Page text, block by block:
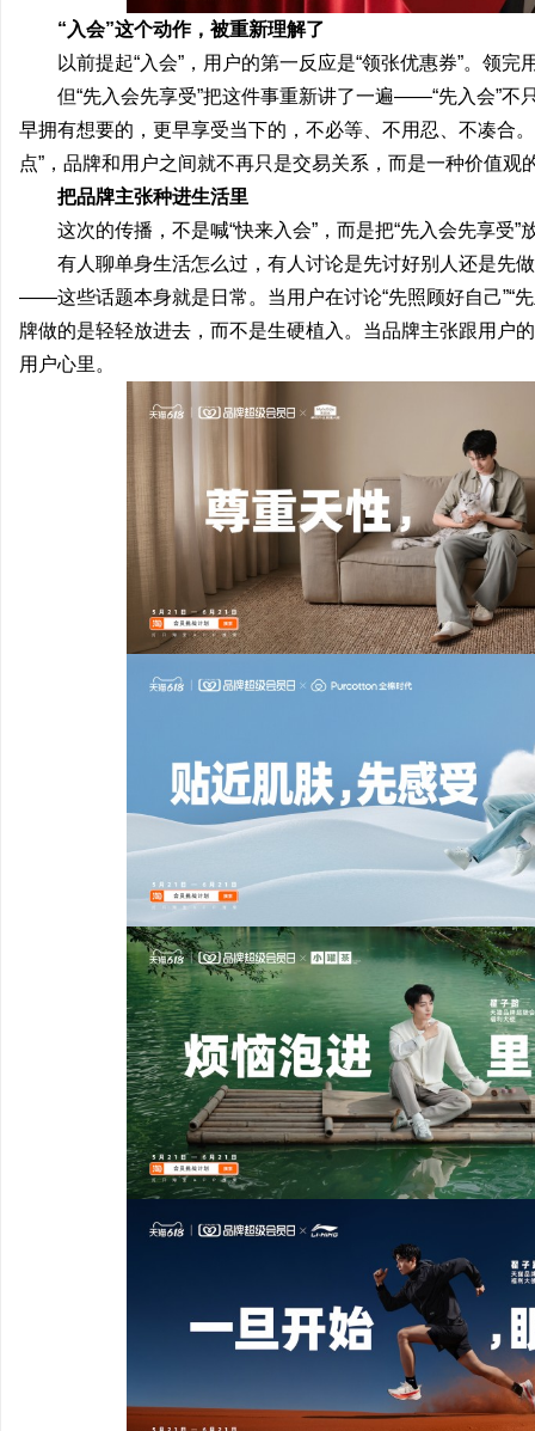
“入会”这个动作，被重新理解了
以前提起“入会”，用户的第一反应是“领张优惠券”。领完
但“先入会先享受”把这件事重新讲了一遍——“先入会”不
早拥有想要的，更早享受当下的，不必等、不用忍、不凑合
点”，品牌和用户之间就不再只是交易关系，而是一种价值观
把品牌主张种进生活里
这次的传播，不是喊“快来入会”，而是把“先入会先享受
有人聊单身生活怎么过，有人讨论是先讨好别人还是先
——这些话题本身就是日常。当用户在讨论“先照顾好自己”“
牌做的是轻轻放进去，而不是生硬植入。当品牌主张跟用户
用户心里。
觉激光打标系列：精确与创新的结合 2026年纯电轻卡囤货指
全系解析，跑得多省得多